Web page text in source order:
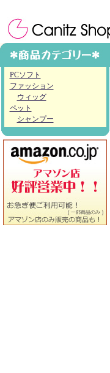
PCソフト
ファッション
ウィッグ
ペット
シャンプー